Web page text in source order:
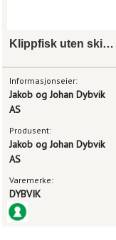
Klippfisk uten skinn og ben
Informasjonseier:
Jakob og Johan Dybvik
AS
Produsent:
Jakob og Johan Dybvik
AS
Varemerke:
DYBVIK